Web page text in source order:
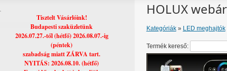
HOLUX
Kategóriák» LED meghajtók
Termék kereső:
Tisztelt Vásárlóink!
Budapesti szaküzletünk
2026.07.27.-től (hétfő) 2026.08.07.-ig
(péntek)
szabadság miatt ZÁRVA tart.
NYITÁS: 2026.08.10. (hétfő)